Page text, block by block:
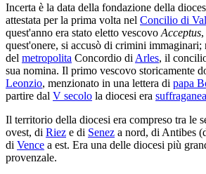
Incerta è la data della fondazione della
attestata per la prima volta nel Concilio di
quest'anno era stato eletto vescovo Acceptus
quest'onere, si accusò di crimini
del metropolita Concordio di Arles, il
sua nomina. Il primo vescovo storicamente
Leonzio, menzionato in una lettera di papa
partire dal V secolo la diocesi era suffraganea
Il territorio della diocesi era compreso tra le
ovest, di Riez e di Senez a nord, di Antibes
di Vence a est. Era una delle diocesi più
provenzale.